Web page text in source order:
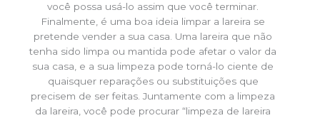
você possa usá-lo assim que você terminar.
Finalmente, é uma boa ideia limpar a lareira se
pretende vender a sua casa. Uma lareira que não
tenha sido limpa ou mantida pode afetar o valor da
sua casa, e a sua limpeza pode torná-lo ciente de
quaisquer reparações ou substituições que
precisem de ser feitas. Juntamente com a limpeza
da lareira, você pode procurar “limpeza de lareira